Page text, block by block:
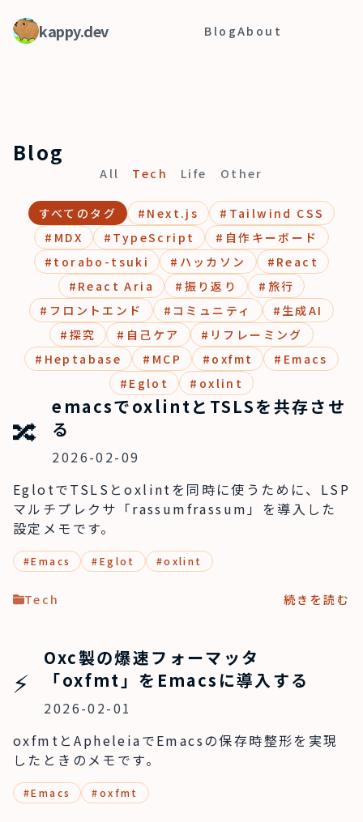
kappy.dev BlogAbout
Blog
All Tech Life Other
すべてのタグ # Next.js # Tailwind CSS
# MDX # TypeScript # 自作キーボード
# torabo-tsuki # ハッカソン # React
# React Aria # 振り返り # 旅行
# フロントエンド # コミュニティ # 生成AI
# 探究 # 自己ケア # リフレーミング
# Heptabase # MCP # oxfmt # Emacs
# Eglot # oxlint
🔀
emacsでoxlintとTSLSを共存させ
る
2026-02-09
EglotでTSLSとoxlintを同時に使うために、LSP
マルチプレクサ「rassumfrassum」を導入した
設定メモです。
#Emacs #Eglot #oxlint
Tech 続きを読む
⚡️
Oxc製の爆速フォーマッタ
「oxfmt」をEmacsに導入する
2026-02-01
oxfmtとApheleiaでEmacsの保存時整形を実現
したときのメモです。
#Emacs #oxfmt